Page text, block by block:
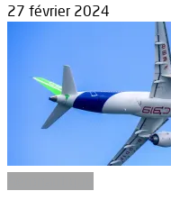
27 février 2024